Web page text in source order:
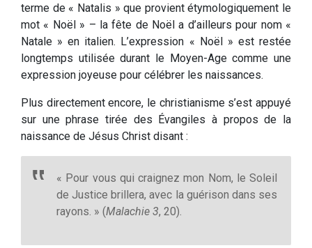
terme de « Natalis » que provient étymologiquement le
mot « Noël » – la fête de Noël a d’ailleurs pour nom «
Natale » en italien. L’expression « Noël » est restée
longtemps utilisée durant le Moyen-Age comme une
expression joyeuse pour célébrer les naissances.
Plus directement encore, le christianisme s’est appuyé
sur une phrase tirée des Évangiles à propos de la
naissance de Jésus Christ disant :
« Pour vous qui craignez mon Nom, le Soleil
de Justice brillera, avec la guérison dans ses
rayons. » (Malachie 3, 20).